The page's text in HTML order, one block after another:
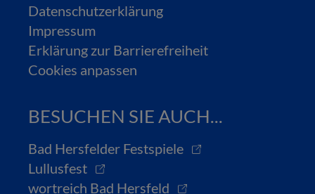
Datenschutzerklärung
Impressum
Erklärung zur Barrierefreiheit
Cookies anpassen
BESUCHEN SIE AUCH...
Bad Hersfelder Festspiele
Lullusfest
wortreich Bad Hersfeld